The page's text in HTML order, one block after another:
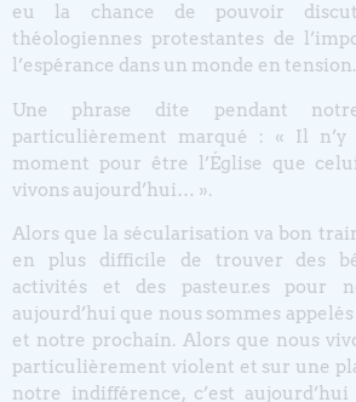
eu la chance de pouvoir
théologiennes protestantes de
l’espérance dans un monde en tension.
Une phrase dite pendant
particulièrement marqué : « Il
moment pour être l’Église que
vivons aujourd’hui… ».
Alors que la sécularisation va bon
en plus difficile de trouver des
activités et des pasteur.es pour
aujourd’hui que nous sommes
et notre prochain. Alors que nous
particulièrement violent et sur une
notre indifférence, c’est